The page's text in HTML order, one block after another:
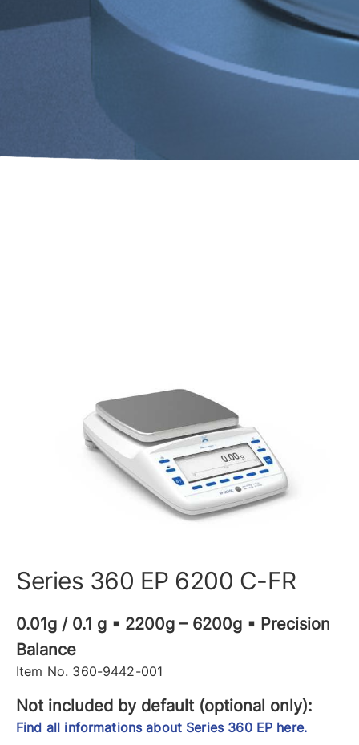
Series 360 EP 6200 C-FR
0.01g / 0.1 g ▪ 2200g – 6200g ▪ Precision
Balance
Item No. 360-9442-001
Not included by default (optional only):
Find all informations about Series 360 EP here.